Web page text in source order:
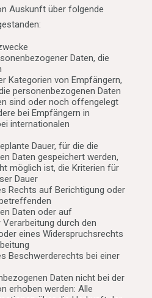
Auskunft über folgende
Daten, die
Kategorien von Empfängern,
personenbezogenen Daten
sind oder noch offengelegt
bei Empfängern in
internationalen
Dauer, für die die
Daten gespeichert werden,
möglich ist, die Kriterien für
Dauer
Rechts auf Berichtigung oder
Daten oder auf
durch den
eines Widerspruchsrechts
Beschwerderechts bei einer
Daten nicht bei der
erhoben werden: Alle